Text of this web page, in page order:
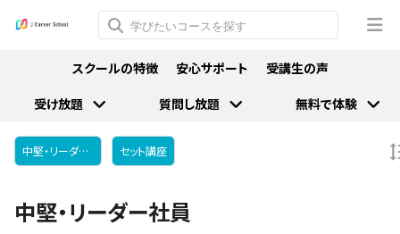
中堅・リーダー社員 セット講座
中堅・リーダー社員
スクールの特徴 安心サポート
受講生の声
受け放題
質問し放題 無料で体験